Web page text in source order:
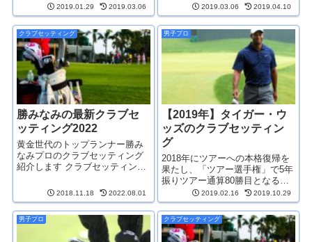
ィングやプロフィール、使用ク
ラブのスペックなどを紹介しま
す ジャスティン・ローズ選手は
2019年から本間ゴルフとクラブ
契約を結んでいるので、...
2019.01.29 2019.03.06
の選手のクラブセッティングは
2019.03.06 2019.04.10
クラブセッティング
勝みなみの最新クラブセ
ッティング2022
黄金世代のトップランナー勝み
なみプロのクラブセッティング
紹介します クラブセッティング
のスペックなども紹介していく
ので参考にどうぞ ▼勝みなみの
プロフィール ...
2018.11.18 2022.08.01
男子プロ
【2019年】タイガー・ウ
ッズのクラブセッティン
グ
2018年にツアーへの本格復帰を
果たし、「ツアー選手権」で5年
振りツアー通算80勝目となる復
活優勝をあげたタイガーウッズ
2019年はいよいよメジャー制覇
に期待がかかりますが、クラブ
セッティングも気になるところ
ですね 今回はタイ...
2019.02.16 2019.10.29
男子プロ クラブセッティング